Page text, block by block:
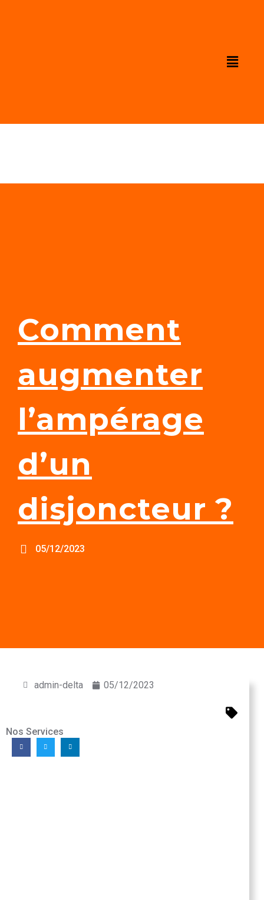
Comment
augmenter
l’ampérage
d’un
disjoncteur ?
05/12/2023
admin-delta 05/12/2023
Nos Services